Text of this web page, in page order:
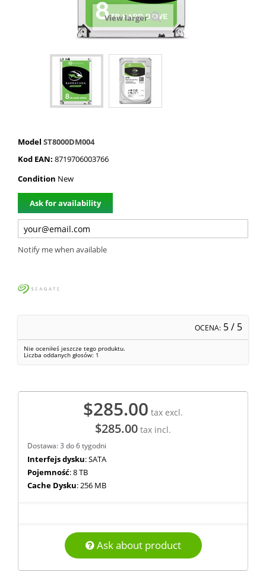
View larger
Model ST8000DM004
Kod EAN: 8719706003766
Condition New
Ask for availability
Notify me when available
OCENA: 5/ 5
Nie oceniłeś jeszcze tego produktu.
Liczba oddanych głosów: 1
$285.00 tax excl.
$285.00 tax incl.
Dostawa: 3 do 6 tygodni
Interfejs dysku: SATA
Pojemność: 8 TB
Cache Dysku: 256 MB
Ask about product